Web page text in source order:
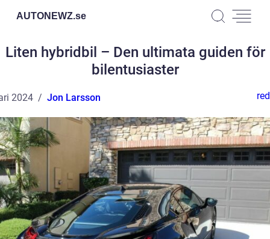
AUTONEWZ.se
Liten hybridbil – Den ultimata guiden för
bilentusiaster
2024 Jon Larsson